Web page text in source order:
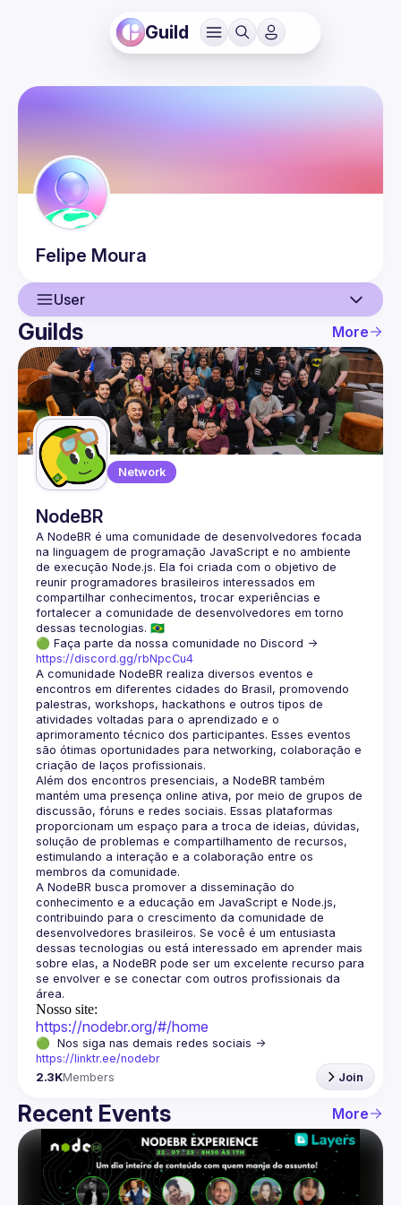
Guild
Felipe Moura
User
User
Events
Guilds
Guilds More
Network
NodeBR
A NodeBR é uma comunidade de desenvolvedores focada
na linguagem de programação JavaScript e no ambiente
de execução Node.js. Ela foi criada com o objetivo de
reunir programadores brasileiros interessados em
compartilhar conhecimentos, trocar experiências e
fortalecer a comunidade de desenvolvedores em torno
🟢 Faça parte da nossa comunidade no Discord ->
https://discord.gg/rbNpcCu4
A comunidade NodeBR realiza diversos eventos e
encontros em diferentes cidades do Brasil, promovendo
palestras, workshops, hackathons e outros tipos de
atividades voltadas para o aprendizado e o
aprimoramento técnico dos participantes. Esses eventos
são ótimas oportunidades para networking, colaboração e
Além dos encontros presenciais, a NodeBR também
mantém uma presença online ativa, por meio de grupos de
discussão, fóruns e redes sociais. Essas plataformas
proporcionam um espaço para a troca de ideias, dúvidas,
solução de problemas e compartilhamento de recursos,
estimulando a interação e a colaboração entre os
A NodeBR busca promover a disseminação do
conhecimento e a educação em JavaScript e Node.js,
contribuindo para o crescimento da comunidade de
desenvolvedores brasileiros. Se você é um entusiasta
dessas tecnologias ou está interessado em aprender mais
sobre elas, a NodeBR pode ser um excelente recurso para
se envolver e se conectar com outros profissionais da
Nosso site:
https://nodebr.org/#/home
https://linktr.ee/nodebr
2.3KMembers Join
Recent Events More